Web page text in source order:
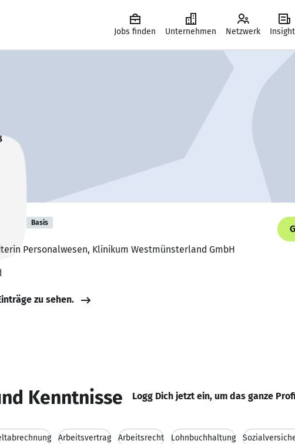
Jobs finden Unternehmen Netzwerk
Basis
Personalwesen, Klinikum Westmünsterland GmbH
zu sehen.
Kenntnisse Logg Dich jetzt ein, um das ganze
Arbeitsvertrag Arbeitsrecht Lohnbuchhaltung